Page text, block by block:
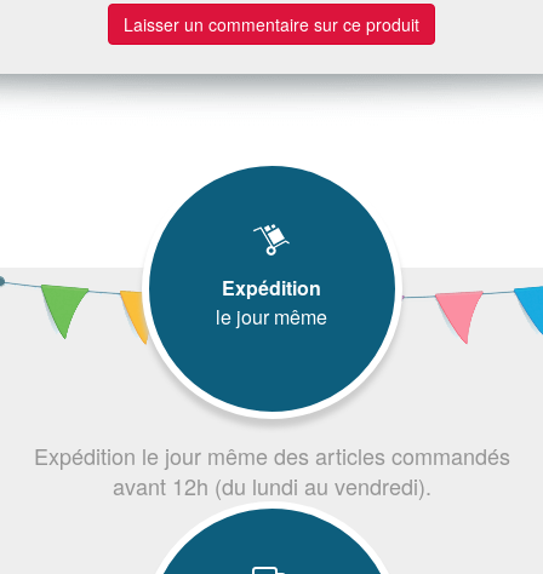
Laisser un commentaire sur ce produit
Expédition
le jour même
Expédition le jour même des articles commandés
avant 12h (du lundi au vendredi).